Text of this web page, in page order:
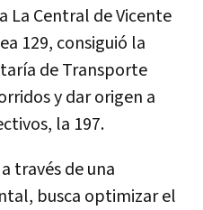
La Central de Vicente
129, consiguió la
de Transporte
y dar origen a
la 197.
través de una
busca optimizar el